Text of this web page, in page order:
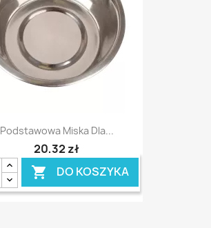
Podstawowa Miska Dla...
20,32 zł
 DO KOSZYKA